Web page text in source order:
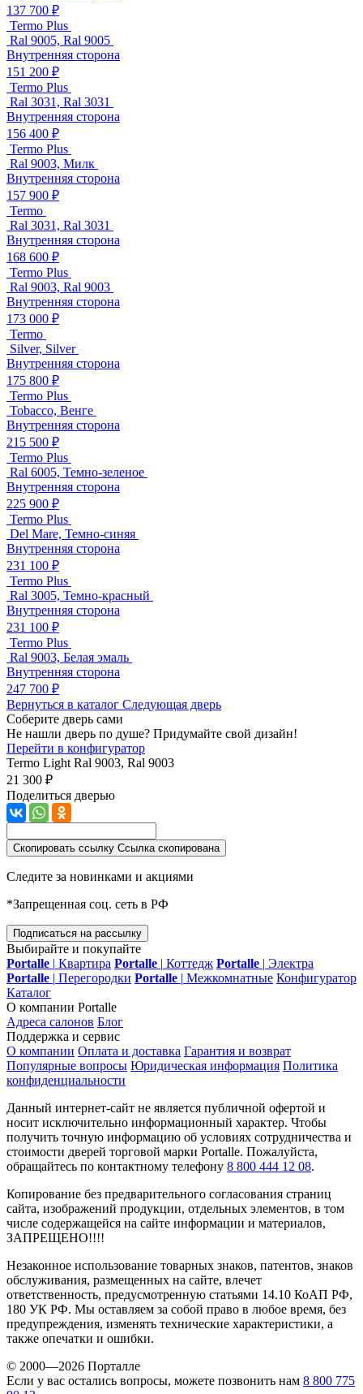
137 700 ₽
Termo Plus
Ral 9005, Ral 9005
Внутренняя сторона
151 200 ₽
Termo Plus
Ral 3031, Ral 3031
Внутренняя сторона
156 400 ₽
Termo Plus
Ral 9003, Милк
Внутренняя сторона
157 900 ₽
Termo
Ral 3031, Ral 3031
Внутренняя сторона
168 600 ₽
Termo Plus
Ral 9003, Ral 9003
Внутренняя сторона
173 000 ₽
Termo
Silver, Silver
Внутренняя сторона
175 800 ₽
Termo Plus
Tobacco, Венге
Внутренняя сторона
215 500 ₽
Termo Plus
Ral 6005, Темно-зеленое
Внутренняя сторона
225 900 ₽
Termo Plus
Del Mare, Темно-синяя
Внутренняя сторона
231 100 ₽
Termo Plus
Ral 3005, Темно-красный
Внутренняя сторона
231 100 ₽
Termo Plus
Ral 9003, Белая эмаль
Внутренняя сторона
247 700 ₽
Вернуться в каталог Следующая дверь
Соберите дверь сами
Не нашли дверь по душе? Придумайте свой дизайн!
Перейти в конфигуратор
Termo Light Ral 9003, Ral 9003
21 300 ₽
Поделиться дверью
Скопировать ссылку Ссылка скопирована
Следите за новинками и акциями
*Запрещенная соц. сеть в РФ
Подписаться на рассылку
Выбирайте и покупайте
Portalle | Квартира Portalle | Коттедж Portalle | Электра
Portalle | Перегородки Portalle | Межкомнатные Конфигуратор
Каталог
О компании Portalle
Адреса салонов Блог
Поддержка и сервис
О компании Оплата и доставка Гарантия и возврат
Популярные вопросы Юридическая информация Политика
конфиденциальности
Данный интернет-сайт не является публичной офертой и
носит исключительно информационный характер. Чтобы
получить точную информацию об условиях сотрудничества и
стоимости дверей торговой марки Portalle. Пожалуйста,
обращайтесь по контактному телефону 8 800 444 12 08.
Копирование без предварительного согласования страниц
сайта, изображений продукции, отдельных элементов, в том
числе содержащейся на сайте информации и материалов,
ЗАПРЕЩЕНО!!!!
Незаконное использование товарных знаков, патентов, знаков
обслуживания, размещенных на сайте, влечет
ответственность, предусмотренную статьями 14.10 КоАП РФ,
180 УК РФ. Мы оставляем за собой право в любое время, без
предупреждения, изменять технические характеристики, а
также опечатки и ошибки.
© 2000—2026 Порталле
Если у вас остались вопросы, можете позвонить нам 8 800 775